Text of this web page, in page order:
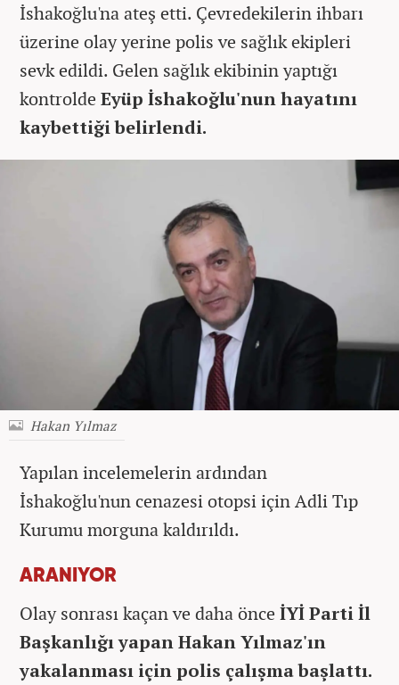
İshakoğlu'na ateş etti. Çevredekilerin ihbarı
üzerine olay yerine polis ve sağlık ekipleri
sevk edildi. Gelen sağlık ekibinin yaptığı
kontrolde Eyüp İshakoğlu'nun hayatını
kaybettiği belirlendi.
Hakan Yılmaz
Yapılan incelemelerin ardından
İshakoğlu'nun cenazesi otopsi için Adli Tıp
Kurumu morguna kaldırıldı.
ARANIYOR
Olay sonrası kaçan ve daha önce İYİ Parti İl
Başkanlığı yapan Hakan Yılmaz'ın
yakalanması için polis çalışma başlattı.